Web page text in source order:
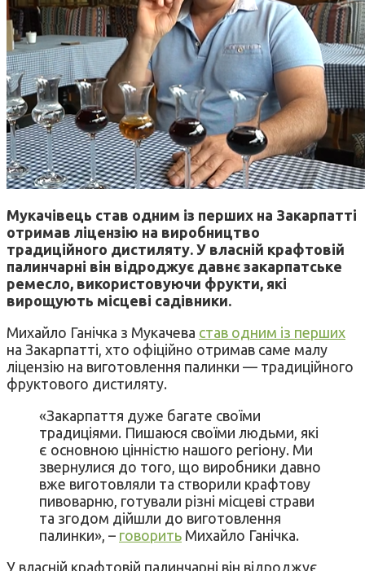
Мукачівець став одним із перших на Закарпатті
отримав ліцензію на виробництво
традиційного дистиляту. У власній крафтовій
палинчарні він відроджує давнє закарпатське
ремесло, використовуючи фрукти, які
вирощують місцеві садівники.
Михайло Ганічка з Мукачева став одним із перших
на Закарпатті, хто офіційно отримав саме малу
ліцензію на виготовлення палинки — традиційного
фруктового дистиляту.
«Закарпаття дуже багате своїми
традиціями. Пишаюся своїми людьми, які
є основною цінністю нашого регіону. Ми
звернулися до того, що виробники давно
вже виготовляли та створили крафтову
пивоварню, готували різні місцеві страви
та згодом дійшли до виготовлення
палинки», – говорить Михайло Ганічка.
У власній крафтовій палинчарні він відроджує